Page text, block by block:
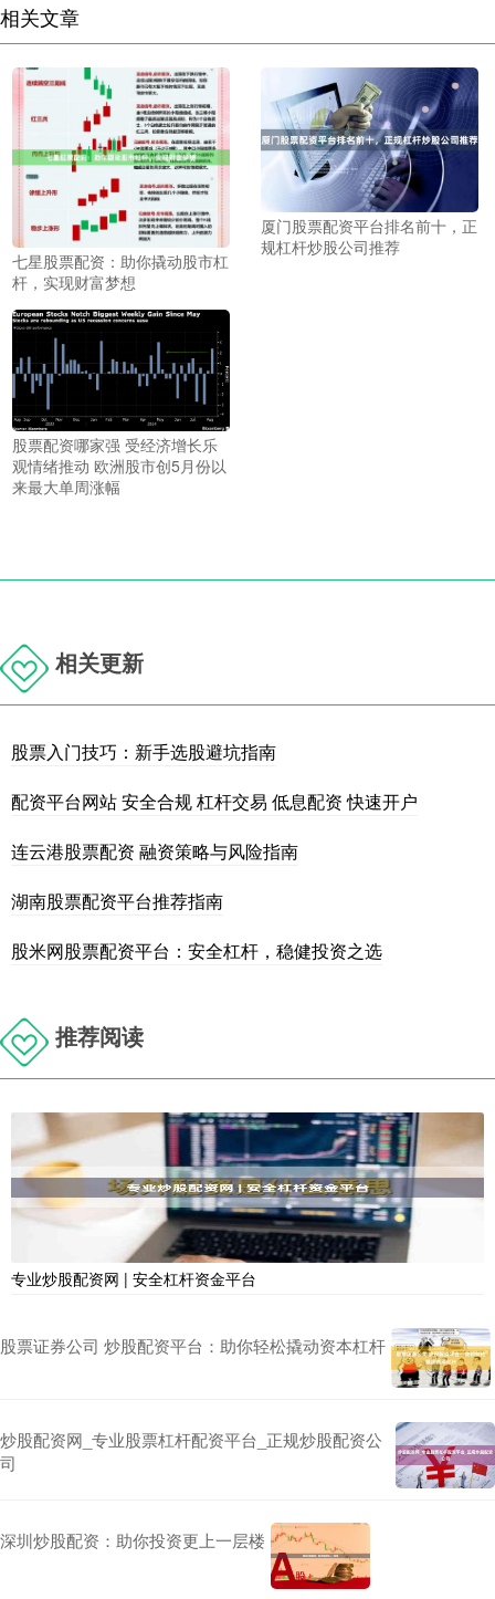
相关文章
七星股票配资：助你撬动股市杠
杆，实现财富梦想
厦门股票配资平台排名前十，正
规杠杆炒股公司推荐
股票配资哪家强 受经济增长乐
观情绪推动 欧洲股市创5月份以
来最大单周涨幅
相关更新
股票入门技巧：新手选股避坑指南
配资平台网站 安全合规 杠杆交易 低息配资 快速开户
连云港股票配资 融资策略与风险指南
湖南股票配资平台推荐指南
股米网股票配资平台：安全杠杆，稳健投资之选
推荐阅读
专业炒股配资网 | 安全杠杆资金平台
股票证券公司 炒股配资平台：助你轻松撬动资本杠杆
炒股配资网_专业股票杠杆配资平台_正规炒股配资公
司
深圳炒股配资：助你投资更上一层楼